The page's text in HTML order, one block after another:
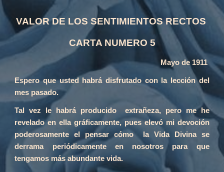
VALOR DE LOS SENTIMIENTOS RECTOS
CARTA NUMERO 5
Mayo de 1911
Espero que usted habrá disfrutado con la lección del
mes pasado.
Tal vez le habrá producido extrañeza, pero me he
revelado en ella gráficamente, pues elevó mi devoción
poderosamente el pensar cómo la Vida Divina se
derrama periódicamente en nosotros para que
tengamos más abundante vida.